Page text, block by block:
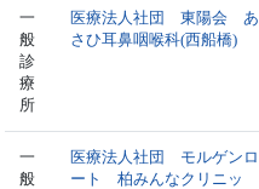
一
般
診
療
所
医療法人社団 東陽会 あ
さひ耳鼻咽喉科(西船橋)
一
般
医療法人社団 モルゲンロ
ート 柏みんなクリニッ